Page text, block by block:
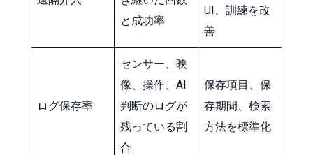
と成功率
UI、訓練を改
善
ログ保存率
センサー、映
像、操作、AI
判断のログが
残っている割
合
保存項目、保
存期間、検索
方法を標準化